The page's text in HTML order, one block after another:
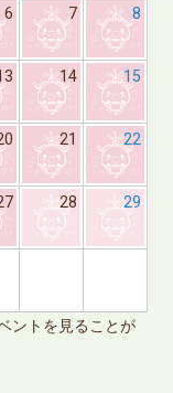
6 7 8
14 15
21 22
28 29
ントを見ることが